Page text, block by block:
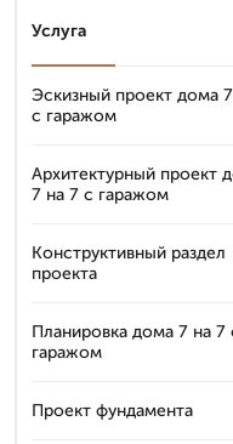
Услуга
Эскизный проект дома
с гаражом
Архитектурный проект
7 на 7 с гаражом
Конструктивный раздел
проекта
Планировка дома 7 на 7
гаражом
Проект фундамента